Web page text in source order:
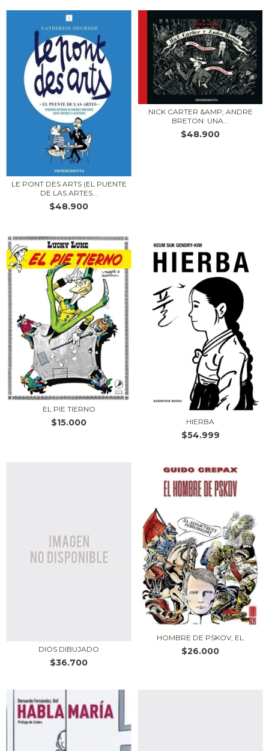
LE PONT DES ARTS (EL PUENTE
DE LAS ARTES...
$48.900
NICK CARTER &AMP; ANDRE
BRETON: UNA...
$48.900
EL PIE TIERNO
$15.000 HIERBA
$54.999
DIOS DIBUJADO
$36.700
HOMBRE DE PSKOV, EL
$26.000